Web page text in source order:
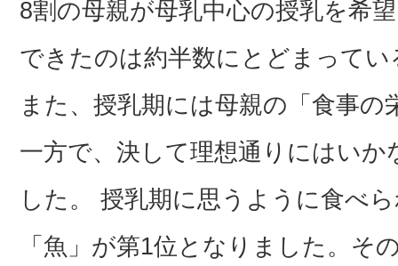
8割の母親が母乳中心の授乳を希
できたのは約半数にとどまって
また、授乳期には母親の「食事
一方で、決して理想通りにはい
した。 授乳期に思うように食べ
「魚」が第1位となりました。そ